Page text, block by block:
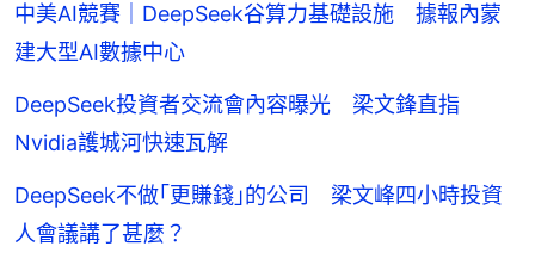
中美AI競賽｜DeepSeek谷算力基礎設施 據報內蒙
建大型AI數據中心
DeepSeek投資者交流會內容曝光 梁文鋒直指
Nvidia護城河快速瓦解
DeepSeek不做｢更賺錢｣的公司 梁文峰四小時投資
人會議講了甚麼？